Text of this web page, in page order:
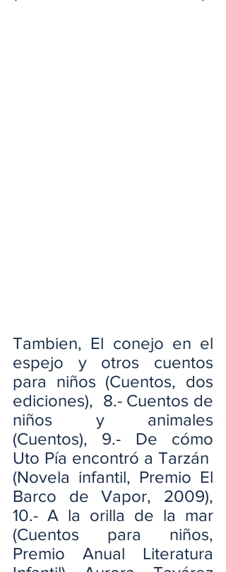
Tambien, El conejo en el
espejo y otros cuentos
para niños (Cuentos, dos
ediciones),  8.- Cuentos de
niños y animales
(Cuentos), 9.- De cómo
Uto Pía encontró a Tarzán
(Novela infantil, Premio El
Barco de Vapor, 2009),
10.- A la orilla de la mar
(Cuentos para niños,
Premio Anual Literatura